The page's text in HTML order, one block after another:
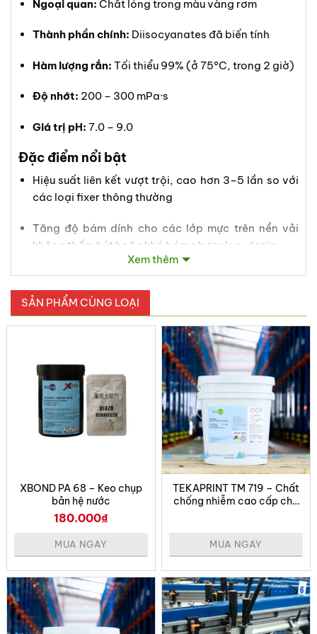
Ngoại quan: Chất lỏng trong màu vàng rơm
Thành phần chính: Diisocyanates đã biến tính
Hàm lượng rắn: Tối thiểu 99% (ở 75°C, trong 2 giờ)
Độ nhớt: 200 – 300 mPa·s
Giá trị pH: 7.0 – 9.0
Đặc điểm nổi bật
Hiệu suất liên kết vượt trội, cao hơn 3–5 lần so với
các loại fixer thông thường
Tăng độ bám dính cho các lớp mực trên nền vải
không thấm hút hoặc khó bám như nylon, denim
Nâng cao độ bền giặt, kháng hóa chất, giảm hiện
tượng dính bề mặt
Giúp mực in chịu nhiệt tốt hơn khi gia nhiệt hoặc sấy
Không gây ảnh hưởng đến độ mềm của màng in, an
toàn cho người sử dụng và môi trường
Ứng dụng tiêu biểu
TEKAPRINT SC 942FB được sử dụng như chất liên kết
Mực in gốc nước (PA hoặc PU)
Các công thức coating, in phủ yêu cầu độ bền cao
In trên các loại vải khó bám như nylon, jeans,
polyester phủ
Sản phẩm có thể dùng trong in tay, in máy phẳng, in
trục, hoặc các quy trình coating trên vải dệt kỹ thuật.
Xem thêm
SẢN PHẨM CÙNG LOẠI
XBOND PA 68 – Keo chụp
bản hệ nước
180.000₫
MUA NGAY
TEKAPRINT TM 719 – Chất
chống nhiễm cao cấp cho
MUA NGAY